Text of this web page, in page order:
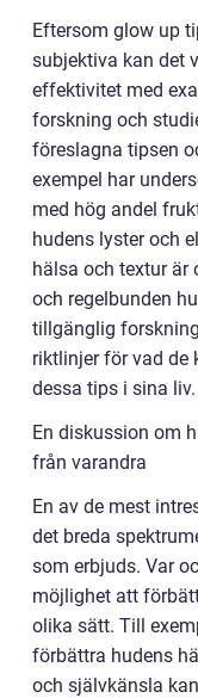
Eftersom glow up
subjektiva kan det
effektivitet med
forskning och
föreslagna tipsen
exempel har
med hög andel
hudens lyster och
hälsa och textur är
och regelbunden
tillgänglig
riktlinjer för vad de
dessa tips i sina liv.
En diskussion om
från varandra
En av de mest
det breda
som erbjuds. Var
möjlighet att
olika sätt. Till
förbättra hudens
och självkänsla